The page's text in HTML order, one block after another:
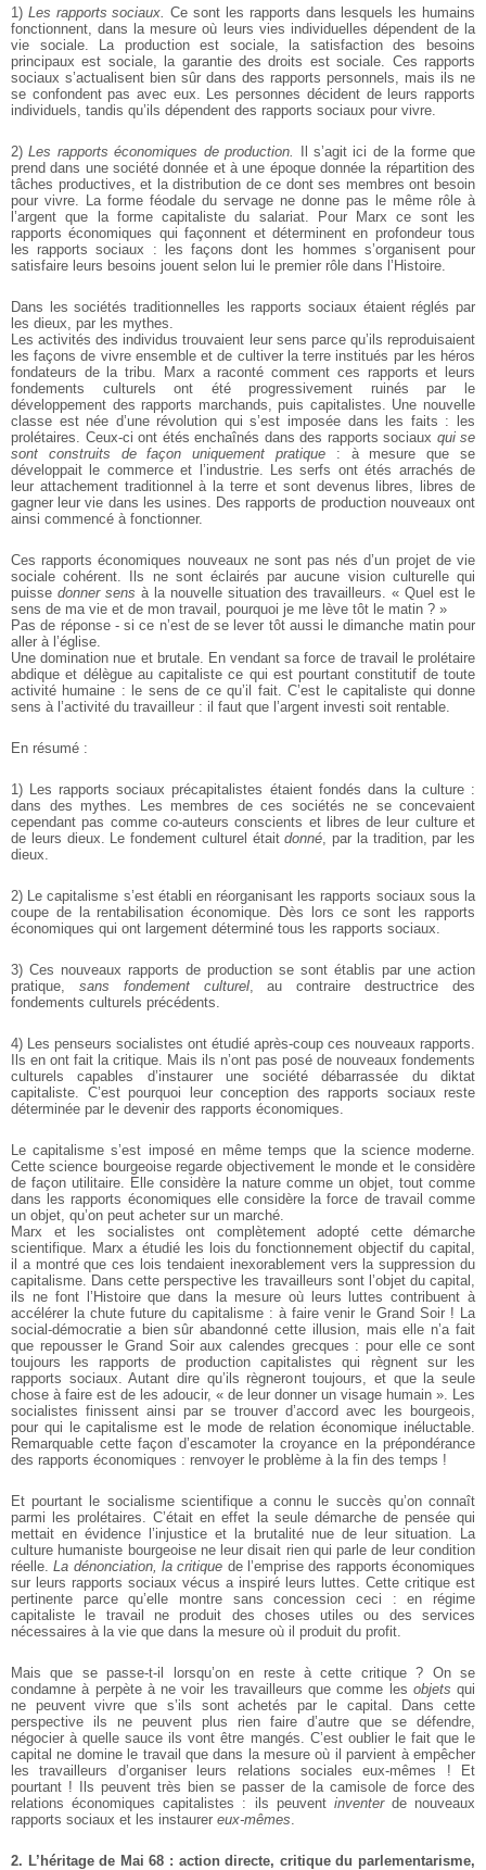
1) Les rapports sociaux. Ce sont les rapports dans lesquels les humains
fonctionnent, dans la mesure où leurs vies individuelles dépendent de la
vie sociale. La production est sociale, la satisfaction des besoins
principaux est sociale, la garantie des droits est sociale. Ces rapports
sociaux s’actualisent bien sûr dans des rapports personnels, mais ils ne
se confondent pas avec eux. Les personnes décident de leurs rapports
individuels, tandis qu’ils dépendent des rapports sociaux pour vivre.
2)Les rapports économiques de production.
Il s’agit ici de la forme que
prend dans une société donnée et à une époque donnée la répartition des
tâches productives, et la distribution de ce dont ses membres ont besoin
pour vivre. La forme féodale du servage ne donne pas le même rôle à
l’argent que la forme capitaliste du salariat. Pour Marx ce sont les
rapports économiques qui façonnent et déterminent en profondeur tous
les rapports sociaux : les façons dont les hommes s’organisent pour
satisfaire leurs besoins jouent selon lui le premier rôle dans l’Histoire.
Dans les sociétés traditionnelles les rapports sociaux étaient réglés par
les dieux, par les mythes.
Les activités des individus trouvaient leur sens parce qu’ils reproduisaient
les façons de vivre ensemble et de cultiver la terre institués par les héros
fondateurs de la tribu. Marx a raconté comment ces rapports et leurs
fondements culturels ont été progressivement ruinés par le
développement des rapports marchands, puis capitalistes. Une nouvelle
classe est née d’une révolution qui s’est imposée dans les faits : les
prolétaires. Ceux-ci ont étés enchaînés dans des rapports sociaux qui se
sont construits de façon uniquement pratique : à mesure que se
développait le commerce et l’industrie. Les serfs ont étés arrachés de
leur attachement traditionnel à la terre et sont devenus libres, libres de
gagner leur vie dans les usines. Des rapports de production nouveaux ont
ainsi commencé à fonctionner.
Ces rapports économiques nouveaux ne sont pas nés d’un projet de vie
sociale cohérent. Ils ne sont éclairés par aucune vision culturelle qui
puisse donner sens à la nouvelle situation des travailleurs. « Quel est le
sens de ma vie et de mon travail, pourquoi je me lève tôt le matin ? »
Pas de réponse - si ce n’est de se lever tôt aussi le dimanche matin pour
aller à l’église.
Une domination nue et brutale. En vendant sa force de travail le prolétaire
abdique et délègue au capitaliste ce qui est pourtant constitutif de toute
activité humaine : le sens de ce qu’il fait. C’est le capitaliste qui donne
sens à l’activité du travailleur : il faut que l’argent investi soit rentable.
En résumé :
1) Les rapports sociaux précapitalistes étaient fondés dans la culture :
dans des mythes. Les membres de ces sociétés ne se concevaient
cependant pas comme co-auteurs conscients et libres de leur culture et
de leurs dieux. Le fondement culturel étaitdonné, par la tradition, par les
dieux.
2) Le capitalisme s’est établi en réorganisant les rapports sociaux sous la
coupe de la rentabilisation économique. Dès lors ce sont les rapports
économiques qui ont largement déterminé tous les rapports sociaux.
3) Ces nouveaux rapports de production se sont établis par une action
pratique, sans fondement culturel, au contraire destructrice des
fondements culturels précédents.
4) Les penseurs socialistes ont étudié après-coup ces nouveaux rapports.
Ils en ont fait la critique. Mais ils n’ont pas posé de nouveaux fondements
culturels capables d’instaurer une société débarrassée du diktat
capitaliste. C’est pourquoi leur conception des rapports sociaux reste
déterminée par le devenir des rapports économiques.
Le capitalisme s’est imposé en même temps que la science moderne.
Cette science bourgeoise regarde objectivement le monde et le considère
de façon utilitaire. Elle considère la nature comme un objet, tout comme
dans les rapports économiques elle considère la force de travail comme
un objet, qu’on peut acheter sur un marché.
Marx et les socialistes ont complètement adopté cette démarche
scientifique. Marx a étudié les lois du fonctionnement objectif du capital,
il a montré que ces lois tendaient inexorablement vers la suppression du
capitalisme. Dans cette perspective les travailleurs sont l’objet du capital,
ils ne font l’Histoire que dans la mesure où leurs luttes contribuent à
accélérer la chute future du capitalisme : à faire venir le Grand Soir ! La
social-démocratie a bien sûr abandonné cette illusion, mais elle n’a fait
que repousser le Grand Soir aux calendes grecques : pour elle ce sont
toujours les rapports de production capitalistes qui règnent sur les
rapports sociaux. Autant dire qu’ils règneront toujours, et que la seule
chose à faire est de les adoucir, « de leur donner un visage humain ». Les
socialistes finissent ainsi par se trouver d’accord avec les bourgeois,
pour qui le capitalisme est le mode de relation économique inéluctable.
Remarquable cette façon d’escamoter la croyance en la prépondérance
des rapports économiques : renvoyer le problème à la fin des temps !
Et pourtant le socialisme scientifique a connu le succès qu’on connaît
parmi les prolétaires. C’était en effet la seule démarche de pensée qui
mettait en évidence l’injustice et la brutalité nue de leur situation. La
culture humaniste bourgeoise ne leur disait rien qui parle de leur condition
réelle.La dénonciation, la critique de l’emprise des rapports économiques
sur leurs rapports sociaux vécus a inspiré leurs luttes. Cette critique est
pertinente parce qu’elle montre sans concession ceci : en régime
capitaliste le travail ne produit des choses utiles ou des services
nécessaires à la vie que dans la mesure où il produit du profit.
Mais que se passe-t-il lorsqu’on en reste à cette critique ? On se
condamne à perpète à ne voir les travailleurs que comme les objets qui
ne peuvent vivre que s’ils sont achetés par le capital. Dans cette
perspective ils ne peuvent plus rien faire d’autre que se défendre,
négocier à quelle sauce ils vont être mangés. C’est oublier le fait que le
capital ne domine le travail que dans la mesure où il parvient à empêcher
les travailleurs d’organiser leurs relations sociales eux-mêmes ! Et
pourtant ! Ils peuvent très bien se passer de la camisole de force des
relations économiques capitalistes : ils peuvent inventerde nouveaux
rapports sociaux et les instaurer eux-mêmes.
2. L’héritage de Mai 68 : action directe, critique du parlementarisme,